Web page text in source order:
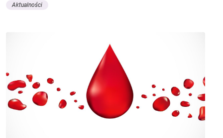
Aktualności